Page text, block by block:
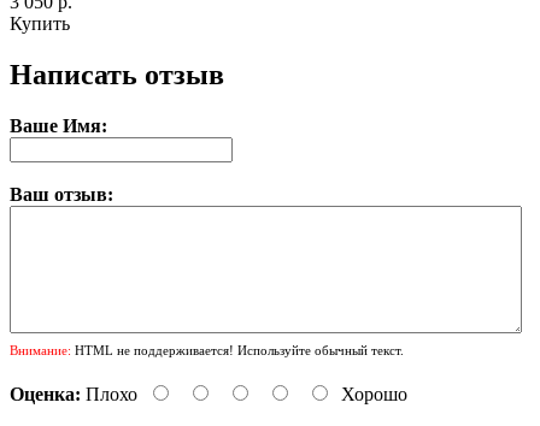
Купить
Написать отзыв
Ваше Имя:
Ваш отзыв:
Внимание: HTML не поддерживается! Используйте обычный текст.
Оценка: Плохо Хорошо